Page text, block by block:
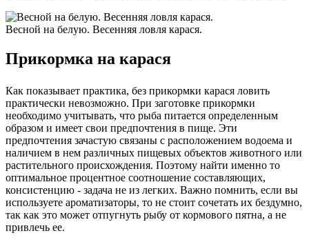
Весной на белую. Весенняя ловля карася.
Прикормка на карася
Как показывает практика, без прикормки карася ловить
практически невозможно. При заготовке прикормки
необходимо учитывать, что рыба питается определенным
образом и имеет свои предпочтения в пище. Эти
предпочтения зачастую связаны с расположением водоема и
наличием в нем различных пищевых объектов животного или
растительного происхождения. Поэтому найти именно то
оптимальное процентное соотношение составляющих,
консистенцию - задача не из легких. Важно помнить, если вы
используете ароматизаторы, то не стоит сочетать их бездумно,
так как это может отпугнуть рыбу от кормового пятна, а не
привлечь ее.